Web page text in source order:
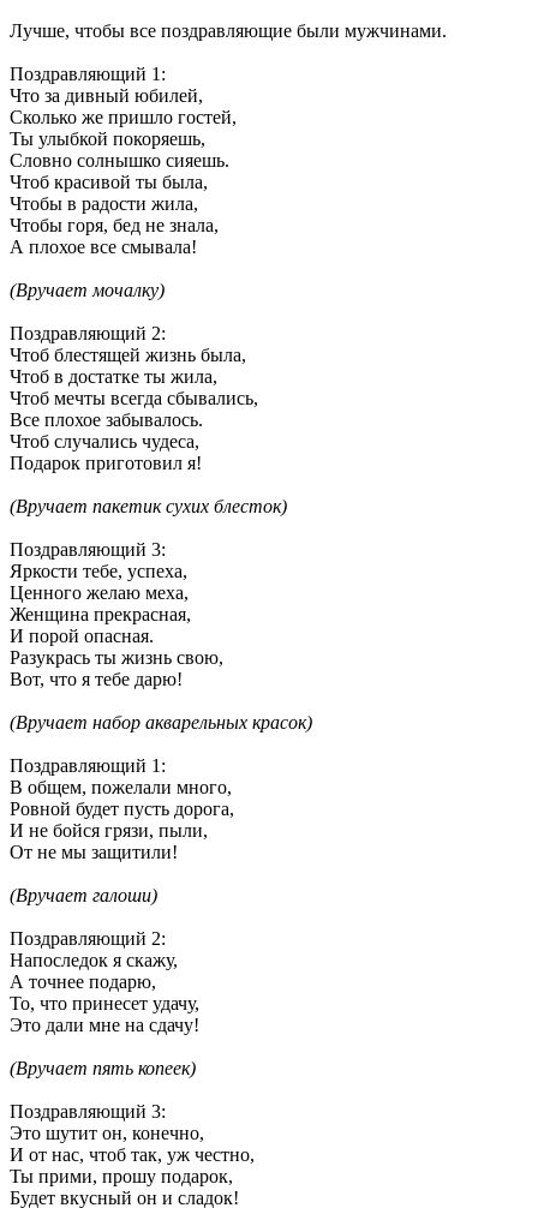
Лучше, чтобы все поздравляющие были мужчинами.
Поздравляющий 1 :
Что за дивный юбилей,
Сколько же пришло гостей,
Ты улыбкой покоряешь,
Словно солнышко сияешь.
Чтоб красивой ты была,
Чтобы в радости жила,
Чтобы горя, бед не знала,
А плохое все смывала!
(Вручает мочалку)
Поздравляющий 2:
Чтоб блестящей жизнь была,
Чтоб в достатке ты жила,
Чтоб мечты всегда сбывались,
Все плохое забывалось.
Чтоб случались чудеса,
Подарок приготовил я!
(Вручает пакетик сухих блесток)
Поздравляющий 3:
Яркости тебе, успеха,
Ценного желаю меха,
Женщина прекрасная,
И порой опасная.
Разукрась ты жизнь свою,
Вот, что я тебе дарю!
(Вручает набор акварельных красок)
Поздравляющий 1 :
В общем, пожелали много,
Ровной будет пусть дорога,
И не бойся грязи, пыли,
От не мы защитили!
(Вручает галоши)
Поздравляющий 2:
Напоследок я скажу,
А точнее подарю,
То, что принесет удачу,
Это дали мне на сдачу!
(Вручает пять копеек)
Поздравляющий 3:
Это шутит он, конечно,
И от нас, чтоб так, уж честно,
Ты прими, прошу подарок,
Будет вкусный он и сладок!